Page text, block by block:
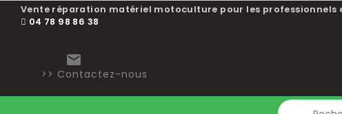
Vente réparation matériel motoculture pour les professionnels
04 78 98 86 38

>> Contactez-nous